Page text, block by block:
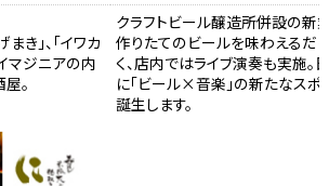
き」、「イワカ
マジニアの内
。
クラフトビール醸造所併設の新
作りたてのビールを味わえるだ
く、店内ではライブ演奏も実施。
に「ビール×音楽」の新たなスポ
誕生します。